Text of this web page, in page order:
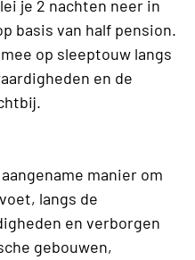
je 2 nachten neer in
basis van half pension.
op sleeptouw langs
en de
manier om
langs de
en verborgen
gebouwen,